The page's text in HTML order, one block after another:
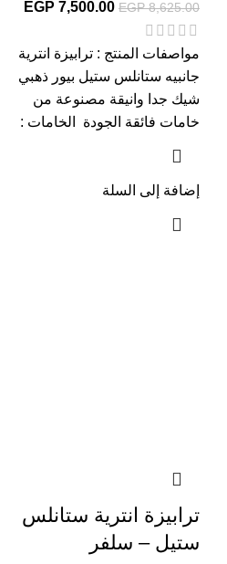
EGP8,625.00
EGP 7,500.00
مواصفات المنتج : ترابيزة انترية
جانبيه ستانلس ستيل بيور ذهبي
شيك جدا وانيقة مصنوعة من
خامات فائقة الجودة الخامات :
إضافة إلى السلة
ترابيزة انترية ستانلس
ستيل – سلفر